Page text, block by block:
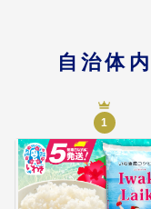
06
自治体
1